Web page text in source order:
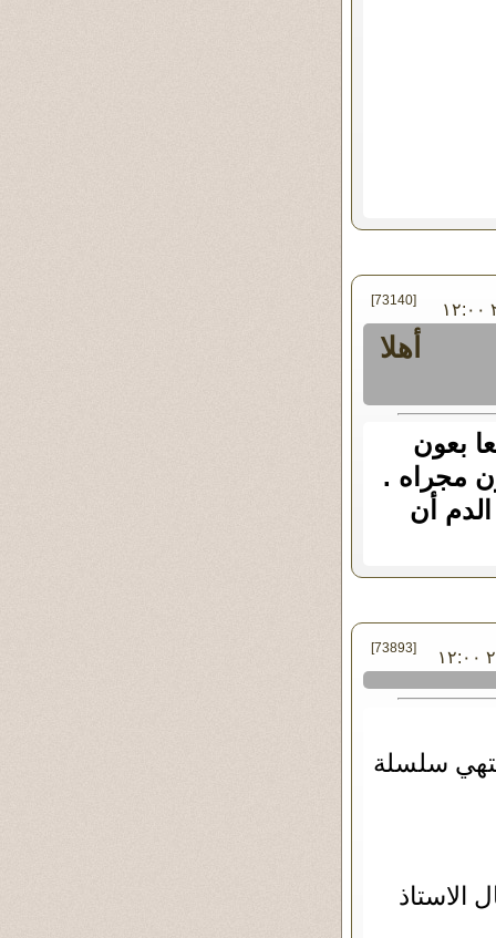
في الأحد ٠٦ - أكتوبر - ٢٠١٣ ١٢:٠٠ [73140]
أهلا
بعون
مجراه .
أن
في الأحد ٠٢ - مارس - ٢٠١٤ ١٢:٠٠ [73893]
سلسلة
الاستاذ